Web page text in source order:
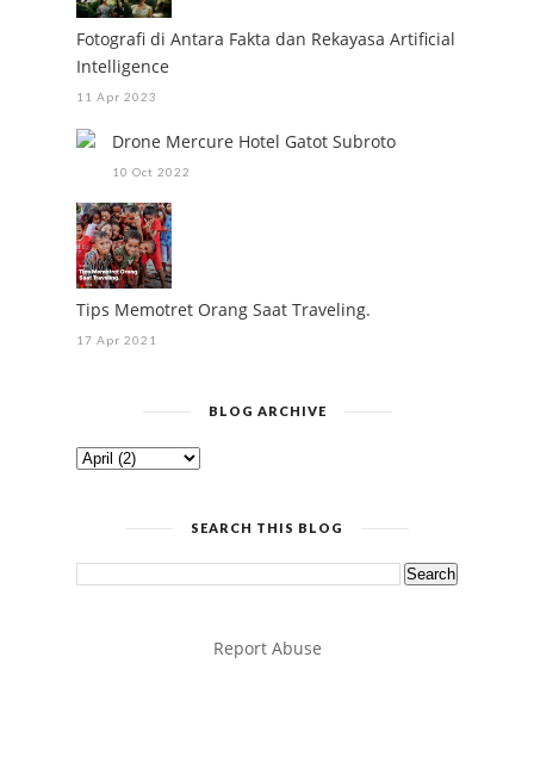
Fotografi di Antara Fakta dan Rekayasa Artificial
Intelligence
11 Apr 2023
Drone Mercure Hotel Gatot Subroto
10 Oct 2022
Tips Memotret Orang Saat Traveling.
17 Apr 2021
BLOG ARCHIVE
SEARCH THIS BLOG
Report Abuse